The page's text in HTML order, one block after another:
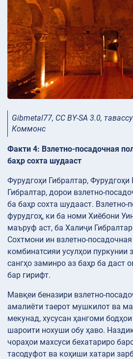
Gibmetal77, CC BY-SA 3.0,
Коммонс
Факти 4: Взлетно-посадочная
баҳр сохта шудааст
Фурудгоҳи Гибралтар,
Гибралтар, дорои взлетно-
ба баҳр сохта шудааст. Взлетно-
фурудгоҳ, ки ба номи Хиёбони
маъруф аст, ба Халиҷи
Сохтмони ин взлетно-
комбинатсияи усулҳои пуркунии
сангҳо заминро аз баҳр ба даст
бар гирифт.
Мавқеи беназири взлетно-
амалиёти таерот мушкилот ва
мекунад, хусусан ҳангоми
шароити нохуши обу ҳаво.
чораҳои махсуси бехатариро
тасодуфот ва коҳиши хатари